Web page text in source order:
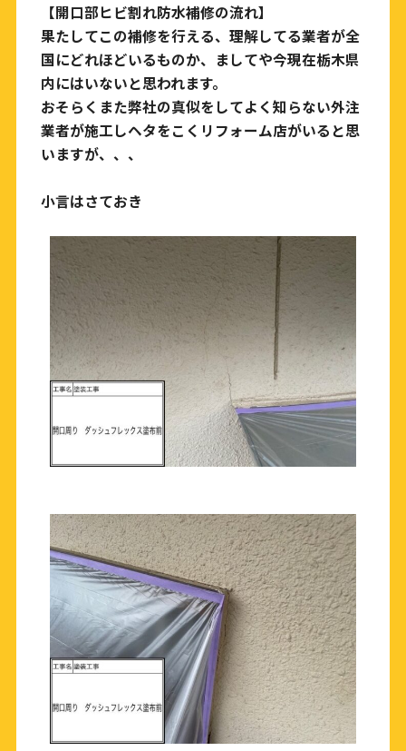
【開口部ヒビ割れ防水補修の流れ】
果たしてこの補修を行える、理解してる業者が全
国にどれほどいるものか、ましてや今現在栃木県
内にはいないと思われます。
おそらくまた弊社の真似をしてよく知らない外注
業者が施工しヘタをこくリフォーム店がいると思
いますが、、、
小言はさておき